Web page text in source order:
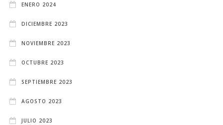
ENERO 2024
DICIEMBRE 2023
NOVIEMBRE 2023
OCTUBRE 2023
SEPTIEMBRE 2023
AGOSTO 2023
JULIO 2023